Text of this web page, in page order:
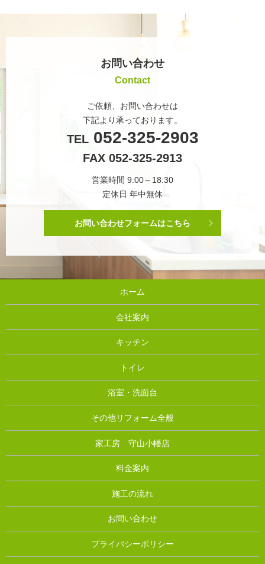
お問い合わせ
Contact
ご依頼、お問い合わせは
下記より承っております。
TEL052-325-2903
FAX 052-325-2913
営業時間 9:00～18:30
定休日 年中無休
お問い合わせフォームはこちら
ホーム
会社案内
キッチン
トイレ
浴室・洗面台
その他リフォーム全般
家工房 守山小幡店
料金案内
施工の流れ
お問い合わせ
プライバシーポリシー